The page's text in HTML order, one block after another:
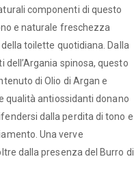
componenti di questo
e naturale freschezza
toilette quotidiana. Dalla
spinosa, questo
di Olio di Argan e
qualità antiossidanti donano
dalla perdita di tono e
Una verve
dalla presenza del Burro di